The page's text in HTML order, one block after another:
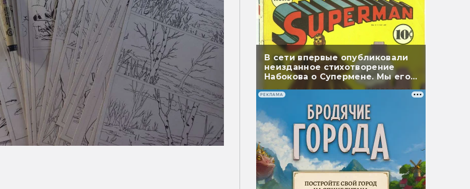
В сети впервые опубликовали
неизданное стихотворение
Набокова о Супермене. Мы его
перевели
РЕКЛАМА